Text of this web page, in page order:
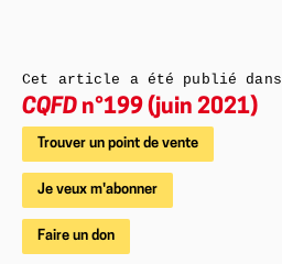
Cet article a été publié dans
CQFD n°199 (juin 2021)
Trouver un point de vente
Je veux m'abonner
Faire un don